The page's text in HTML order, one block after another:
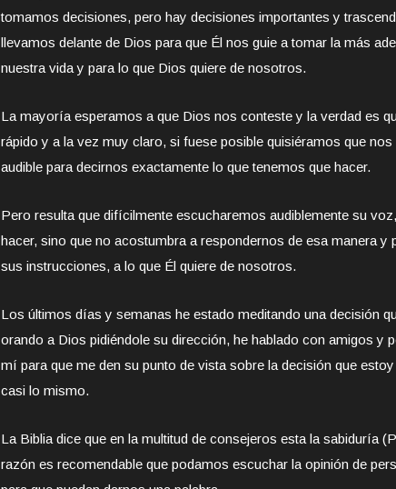
tomamos decisiones, pero hay decisiones importantes y
llevamos delante de Dios para que Él nos guie a tomar la más
nuestra vida y para lo que Dios quiere de nosotros.
La mayoría esperamos a que Dios nos conteste y la verdad es
rápido y a la vez muy claro, si fuese posible quisiéramos que
audible para decirnos exactamente lo que tenemos que hacer.
Pero resulta que difícilmente escucharemos audiblemente su
hacer, sino que no acostumbra a respondernos de esa manera
sus instrucciones, a lo que Él quiere de nosotros.
Los últimos días y semanas he estado meditando una decisión
orando a Dios pidiéndole su dirección, he hablado con amigos y
mí para que me den su punto de vista sobre la decisión que
casi lo mismo.
La Biblia dice que en la multitud de consejeros esta la sabiduría
razón es recomendable que podamos escuchar la opinión de